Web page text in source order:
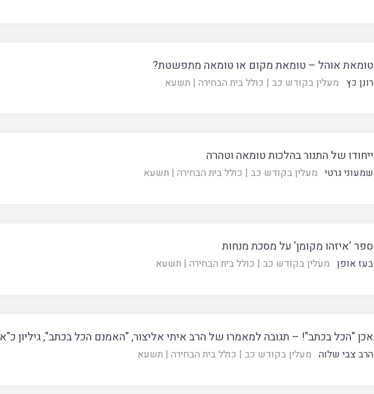
טומאת אוהל – טומאת מקום או טומאה מתפשטת?
רונן כץ מעלין בקודש כב | כולל בית הבחירה | תשעא
ייחודו של התנור בהלכות טומאה וטהרה
שמעוני גרטי מעלין בקודש כב | כולל בית הבחירה | תשעא
ספר 'איזהו מקומן' על מסכת מנחות
בעז אופן מעלין בקודש כב | כולל בית הבחירה | תשעא
אכן "הכל בכתב"! – תגובה למאמרו של הרב איתי אליצור, "האמנם הכל בכתב", גיליון כ"א
הרב צבי שלוה מעלין בקודש כב | כולל בית הבחירה | תשעא